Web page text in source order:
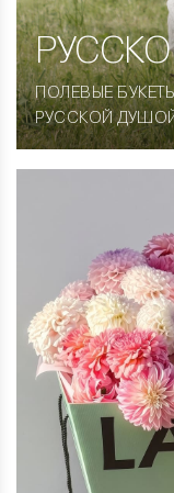
ПОЛЕВЫЕ
РУССКОЙ